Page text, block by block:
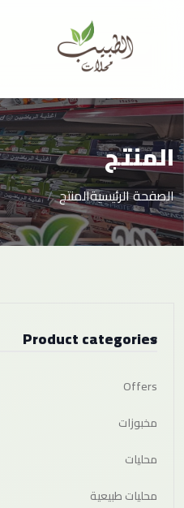
المنتج
الصفحة الرئيسيةالمنتج
Product categories
Offers
مخبوزات
محليات
محليات طبيعية